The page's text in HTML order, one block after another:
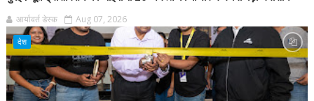
आर्यावर्त डेस्क Aug 07, 2026
देश